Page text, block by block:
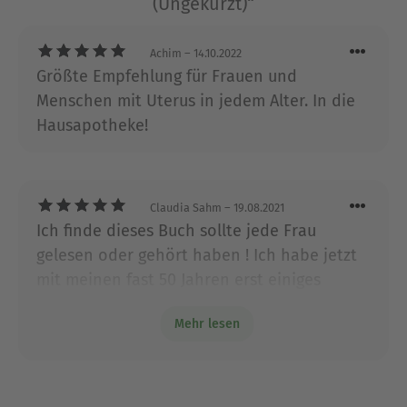
Achim – 14.10.2022
Größte Empfehlung für Frauen und
Menschen mit Uterus in jedem Alter. In die
Hausapotheke!
Claudia Sahm – 19.08.2021
Ich finde dieses Buch sollte jede Frau
gelesen oder gehört haben ! Ich habe jetzt
auch zwei Kinder bekommen habe.
Mehr lesen